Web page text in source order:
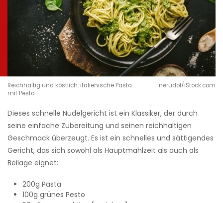
Reichhaltig und köstlich: italienische Pasta
mit Pesto
nerudol/iStock.com
Dieses schnelle Nudelgericht ist ein Klassiker, der durch
seine einfache Zubereitung und seinen reichhaltigen
Geschmack überzeugt. Es ist ein schnelles und sättigendes
Gericht, das sich sowohl als Hauptmahlzeit als auch als
Beilage eignet:
200g Pasta
100g grünes Pesto